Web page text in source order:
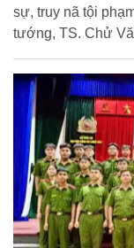
sự, truy nã tội
tướng, TS. Chử